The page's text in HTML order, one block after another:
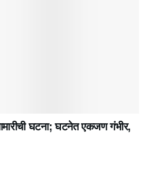
घटना; घटनेत एकजण गंभीर,